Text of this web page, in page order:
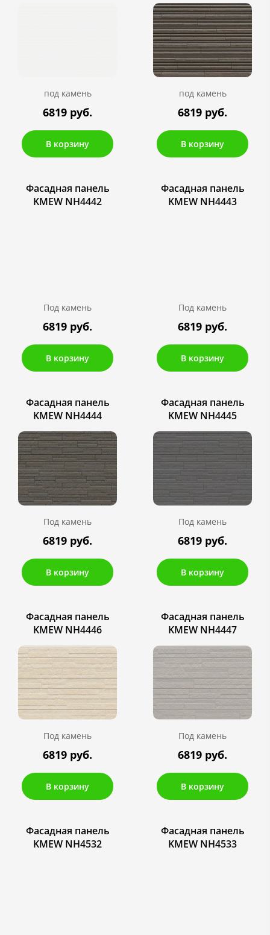
под камень
6819 руб.
В корзину
под камень
6819 руб.
В корзину
Фасадная панель
KMEW NH4442
Под камень
6819 руб.
В корзину
Фасадная панель
KMEW NH4443
Под камень
6819 руб.
В корзину
Фасадная панель
KMEW NH4444
Под камень
6819 руб.
В корзину
Фасадная панель
KMEW NH4445
Под камень
6819 руб.
В корзину
Фасадная панель
KMEW NH4446
Под камень
6819 руб.
В корзину
Фасадная панель
KMEW NH4447
Под камень
6819 руб.
В корзину
Фасадная панель
KMEW NH4532
Фасадная панель
KMEW NH4533